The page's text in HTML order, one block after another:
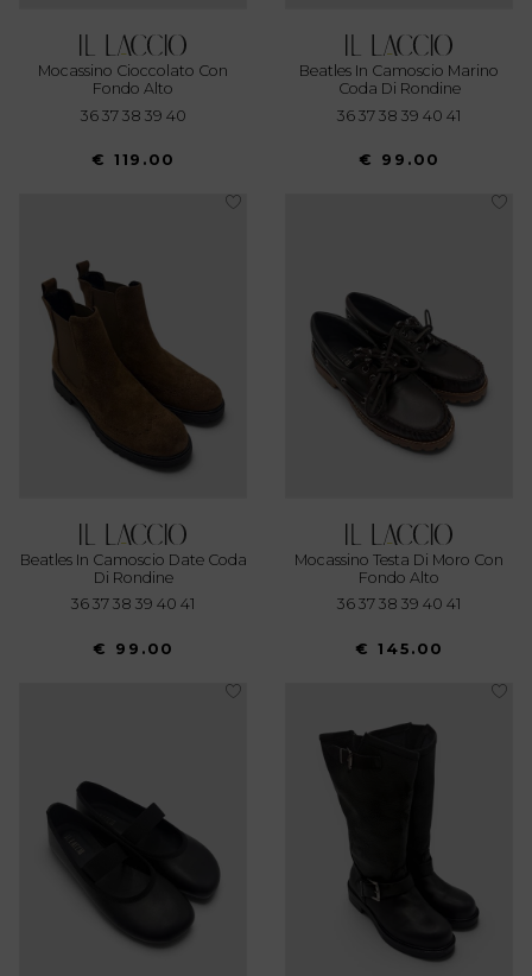
modificare o ritirare il tuo consenso in qualsiasi momento
dalla Dichiarazione sui cookie.
Utilizziamo i cookie per personalizzare contenuti ed
informazioni sul modo in cui utilizza il nostro sito con i
pubblicità e social media, i quali potrebbero combinarle
con altre informazioni che ha fornito loro o che hanno
raccolto dal suo utilizzo dei loro servizi.
Mocassino Cioccolato Con
Fondo Alto
36 37 38 39 40
€ 119.00
Beatles In Camoscio Marino
Coda Di Rondine
36 37 38 39 40 41
€ 99.00
Beatles In Camoscio Date Coda
Di Rondine
36 37 38 39 40 41
€ 99.00
Mocassino Testa Di Moro Con
Fondo Alto
36 37 38 39 40 41
€ 145.00